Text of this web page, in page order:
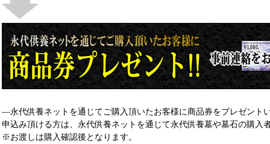
―永代供養ネットを通じてご購入頂いたお客様に商品券をプレゼント
申込み頂ける方は、永代供養ネットを通じて永代供養墓や墓石の購入
※お渡しは購入確認後となります。